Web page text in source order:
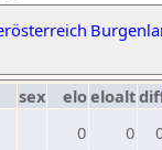
sex eloeloalt
0 0